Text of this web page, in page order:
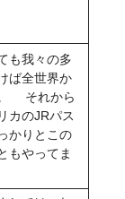
も我々の多
ば全世界か
。 それから
カのJRパス
かりとこの
もやってま